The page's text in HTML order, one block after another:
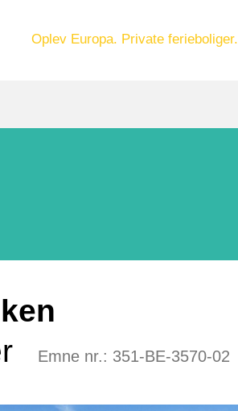
Oplev Europa. Private ferieboliger.
Emne nr.: 351-BE-3570-02